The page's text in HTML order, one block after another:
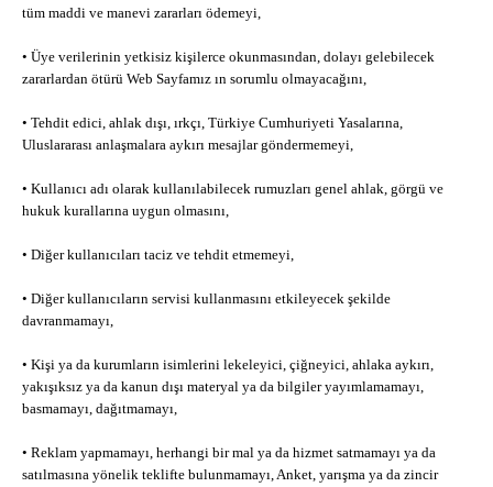
tüm maddi ve manevi zararları ödemeyi,
• Üye verilerinin yetkisiz kişilerce okunmasından, dolayı gelebilecek
zararlardan ötürü Web Sayfamız ın sorumlu olmayacağını,
• Tehdit edici, ahlak dışı, ırkçı, Türkiye Cumhuriyeti Yasalarına,
Uluslararası anlaşmalara aykırı mesajlar göndermemeyi,
• Kullanıcı adı olarak kullanılabilecek rumuzları genel ahlak, görgü ve
hukuk kurallarına uygun olmasını,
• Diğer kullanıcıları taciz ve tehdit etmemeyi,
• Diğer kullanıcıların servisi kullanmasını etkileyecek şekilde
davranmamayı,
• Kişi ya da kurumların isimlerini lekeleyici, çiğneyici, ahlaka aykırı,
yakışıksız ya da kanun dışı materyal ya da bilgiler yayımlamamayı,
basmamayı, dağıtmamayı,
• Reklam yapmamayı, herhangi bir mal ya da hizmet satmamayı ya da
satılmasına yönelik teklifte bulunmamayı, Anket, yarışma ya da zincir